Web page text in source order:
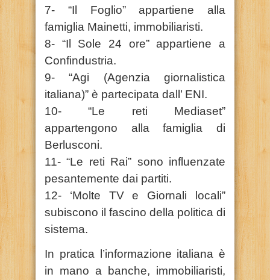
7- “Il Foglio” appartiene alla
famiglia Mainetti, immobiliaristi.
8- “Il Sole 24 ore” appartiene a
Confindustria.
9- “Agi (Agenzia giornalistica
italiana)” è partecipata dall’ ENI.
10- “Le reti Mediaset”
appartengono alla famiglia di
Berlusconi.
11- “Le reti Rai” sono influenzate
pesantemente dai partiti.
12- ‘Molte TV e Giornali locali”
subiscono il fascino della politica di
sistema.
In pratica l’informazione italiana è
in mano a banche, immobiliaristi,